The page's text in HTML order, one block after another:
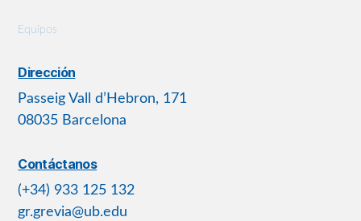
Equipos
Dirección
Passeig Vall d’Hebron, 171
08035 Barcelona
Contáctanos
(+34) 933 125 132
gr.grevia@ub.edu